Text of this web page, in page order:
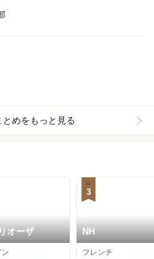
めをもっと見る
オーザ
3
NH
フレンチ